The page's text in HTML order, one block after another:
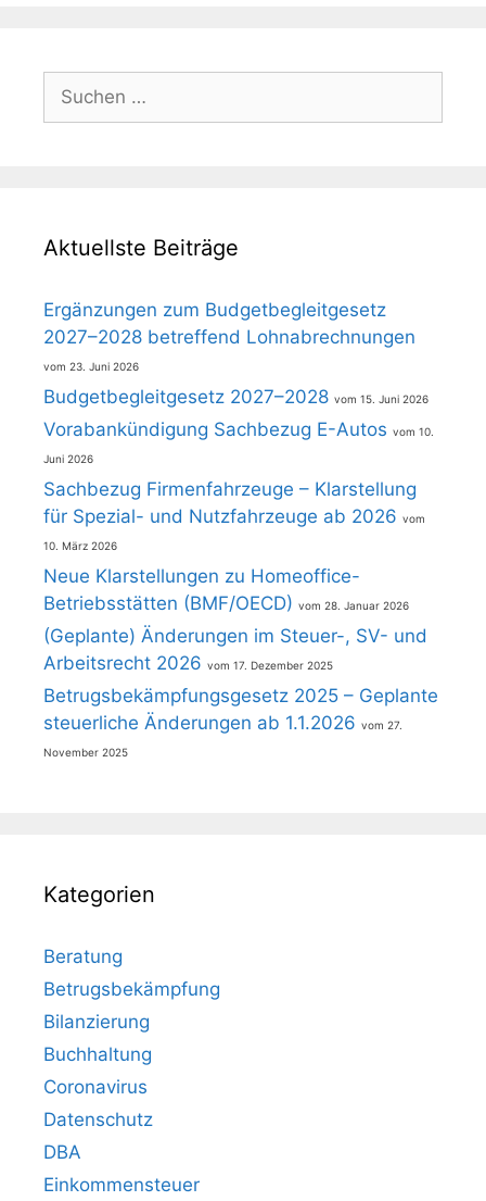
nach:
Aktuellste Beiträge
Ergänzungen zum Budgetbegleitgesetz
2027–2028 betreffend Lohnabrechnungen
23. Juni 2026
Budgetbegleitgesetz 2027–2028 15. Juni 2026
Vorabankündigung Sachbezug E-Autos 10.
Juni 2026
Sachbezug Firmenfahrzeuge – Klarstellung
für Spezial- und Nutzfahrzeuge ab 2026
10. März 2026
Neue Klarstellungen zu Homeoffice-
Betriebsstätten (BMF/OECD)
28. Januar 2026
(Geplante) Änderungen im Steuer-, SV- und
Arbeitsrecht 2026
17. Dezember 2025
Betrugsbekämpfungsgesetz 2025 – Geplante
steuerliche Änderungen ab 1.1.2026
27.
November 2025
Kategorien
Beratung
Betrugsbekämpfung
Bilanzierung
Buchhaltung
Coronavirus
Datenschutz
DBA
Einkommensteuer